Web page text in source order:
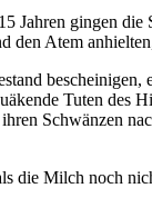
gingen
Atem
Tuten des
Schwänzen
die Milch noch